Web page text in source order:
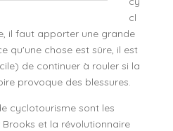
cl
il faut apporter une grande
qu'une chose est sûre, il est
de continuer à rouler si la
provoque des blessures.
cyclotourisme sont les
et la révolutionnaire